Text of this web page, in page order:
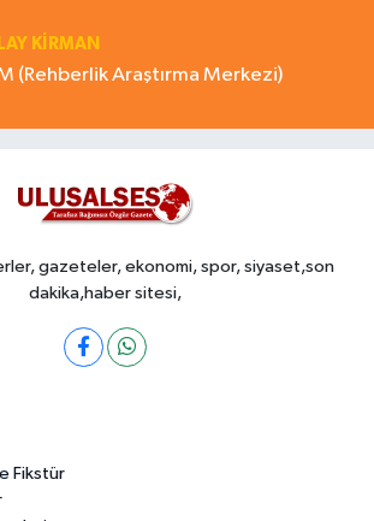
KİRMAN
RAM (Rehberlik Araştırma Merkezi)
gazeteler, ekonomi, spor, siyaset,son
dakika,haber sitesi,
Fikstür